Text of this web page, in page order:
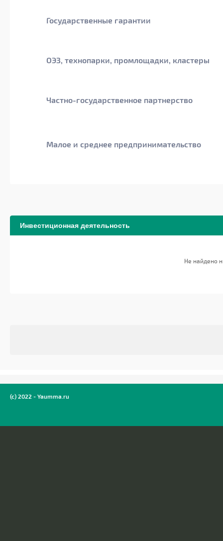
Государственные гарантии
ОЭЗ, технопарки, промлощадки, кластеры
Частно-государственное партнерство
Малое и среднее предпринимательство
Инвестиционная деятельность
Не найдено
(c) 2022 - Yaumma.ru